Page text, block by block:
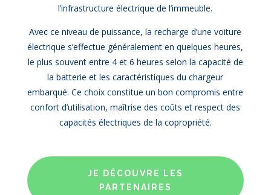
l’infrastructure électrique de l’immeuble.
Avec ce niveau de puissance, la recharge d’une voiture
électrique s’effectue généralement en quelques heures,
le plus souvent entre 4 et 6 heures selon la capacité de
la batterie et les caractéristiques du chargeur
embarqué. Ce choix constitue un bon compromis entre
confort d’utilisation, maîtrise des coûts et respect des
capacités électriques de la copropriété.
JE DÉCOUVRE LES
PARTENAIRES